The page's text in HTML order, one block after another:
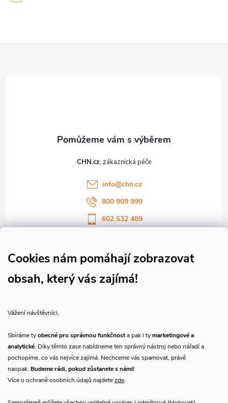
Cookies nám pomáhají zobrazovat
obsah, který vás zajímá!
Vážení návštěvníci,
Sbíráme tyobecné pro správnou funkčnosta pak i tymarketingové a
analytické. Díky těmto zase nabídneme ten správný nástroj nebo nářadí a
pochopíme, co vás nejvíce zajímá. Nechceme vás spamovat, právě
naopak. Budeme rádi, pokud zůstanete s námi!
Více o ochraně osobních údajů najdetezde.
CHN.cz
info@chn.cz
800 909 999
602 532 489
Sledujte náš vlog CHN_CZ
Přijímáme online platby